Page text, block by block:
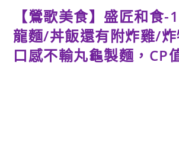
【鶯歌美食】盛匠和食-
龍麵/丼飯還有附炸雞/
口感不輸丸龜製麵，CP